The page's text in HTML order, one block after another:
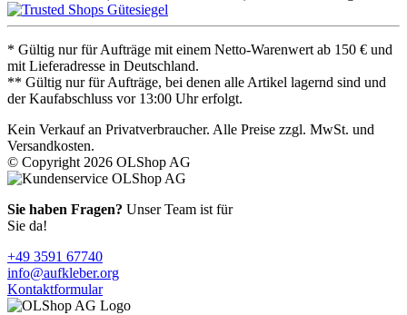
* Gültig nur für Aufträge mit einem Netto-Warenwert ab 150 € und
mit Lieferadresse in Deutschland.
** Gültig nur für Aufträge, bei denen alle Artikel lagernd sind und
der Kaufabschluss vor 13:00 Uhr erfolgt.
Kein Verkauf an Privatverbraucher. Alle Preise zzgl. MwSt. und
Versandkosten.
© Copyright 2026 OLShop AG
Sie haben Fragen? Unser Team ist für
Sie da!
+49 3591 67740
info@aufkleber.org
Kontaktformular